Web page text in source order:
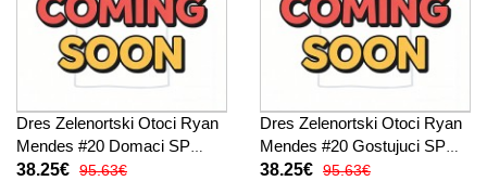
Dres Zelenortski Otoci Ryan
Mendes #20 Domaci SP
2026 Kratak Rukav
38.25€ 95.63€
Dres Zelenortski Otoci Ryan
Mendes #20 Gostujuci SP
2026 Kratak Rukav
38.25€ 95.63€